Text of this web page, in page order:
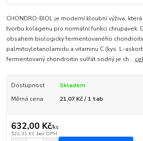
CHONDRO-BIOL je moderní kloubní výživa,
tvorbu kolagenu pro normální funkci chrupavek.
obsahem biologicky fermentovaného
palmitoyletanolamidu a vitaminu C (kys. L-
fermentovaný chondroitin sulfát sodný je ch...
Dostupnost
Skladem
Měrná cena
21,07 Kč / 1 tab
632,00 Kč/ks
522,31 Kč bez DPH